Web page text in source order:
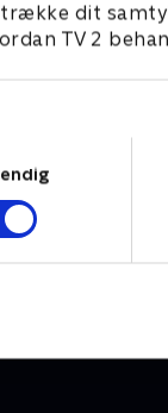
dit
TV 2